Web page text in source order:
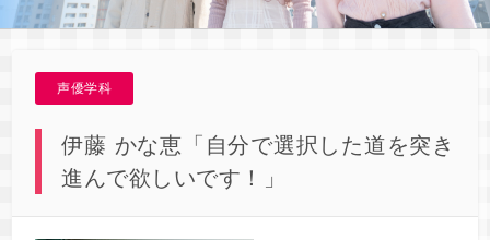
声優学科
伊藤 かな恵「自分で選択した道を突き
進んで欲しいです！」